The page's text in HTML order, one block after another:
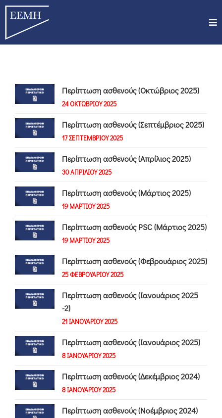
Περίπτωση ασθενούς (Οκτώβριος 2025)
24 ΟΚΤΩΒΡΙΟΥ 2025
Περίπτωση ασθενούς (Σεπτέμβριος 2025)
17 ΣΕΠΤΕΜΒΡΙΟΥ 2025
Περίπτωση ασθενούς (Απρίλιος 2025)
30 ΑΠΡΙΛΙΟΥ 2025
Περίπτωση ασθενούς (Μάρτιος 2025)
19 ΜΑΡΤΙΟΥ 2025
Περίπτωση ασθενούς PSC (Μάρτιος 2025)
19 ΜΑΡΤΙΟΥ 2025
Περίπτωση ασθενούς (Φεβρουάριος 2025)
25 ΦΕΒΡΟΥΑΡΙΟΥ 2025
Περίπτωση ασθενούς (Ιανουάριος 2025
-2)
21 ΙΑΝΟΥΑΡΙΟΥ 2025
Περίπτωση ασθενούς (Ιανουάριος 2025)
8 ΙΑΝΟΥΑΡΙΟΥ 2025
Περίπτωση ασθενούς (Δεκέμβριος 2024)
8 ΙΑΝΟΥΑΡΙΟΥ 2025
Περίπτωση ασθενούς (Νοέμβριος 2024)